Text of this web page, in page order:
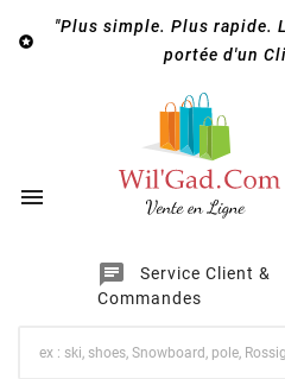

"Plus simple. Plus rapide.
portée d'un

chat
Service Client &
Commandes